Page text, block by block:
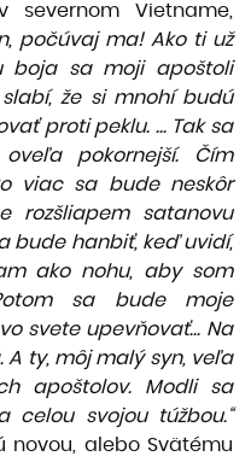
Vietname,
počúvaj ma! Ako ti už
boja sa moji apoštoli
že si mnohí budú
proti peklu. ... Tak sa
pokornejší. Čím
viac sa bude neskôr
rozšliapem satanovu
bude hanbiť, keď uvidí,
ako nohu, aby som
sa bude moje
svete upevňovať... Na
ty, môj malý syn, veľa
apoštolov. Modli sa
celou svojou túžbou.“
novou, alebo Svätému